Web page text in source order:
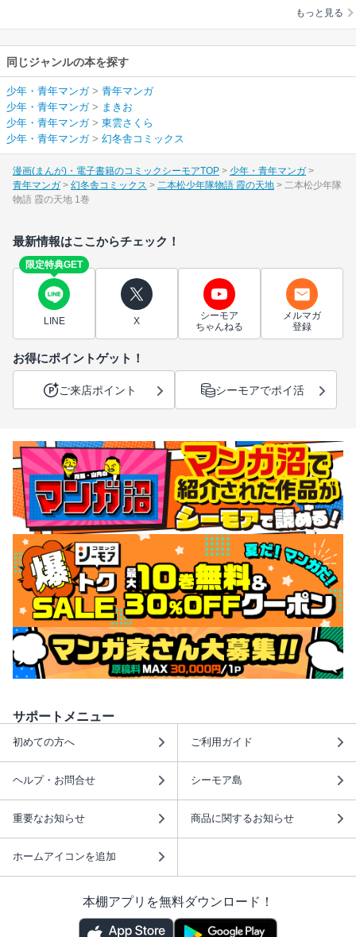
もっと見る
同じジャンルの本を探す
少年・青年マンガ> 青年マンガ
少年・青年マンガ> まきお
少年・青年マンガ> 東雲さくら
少年・青年マンガ> 幻冬舎コミックス
漫画(まんが)・電子書籍のコミックシーモアTOP
少年・青年マンガ
青年マンガ
幻冬舎コミックス 二本松少年隊物語 霞の天地
二本松少年隊
物語 霞の天地 1巻
最新情報はここからチェック！
限定特典GET
LINE X
シーモア
ちゃんねる
メルマガ
登録
お得にポイントゲット！
ご来店ポイント シーモアでポイ活
サポートメニュー
初めての方へ ご利用ガイド
ヘルプ・お問合せ シーモア島
重要なお知らせ 商品に関するお知らせ
ホームアイコンを追加
本棚アプリを無料ダウンロード！